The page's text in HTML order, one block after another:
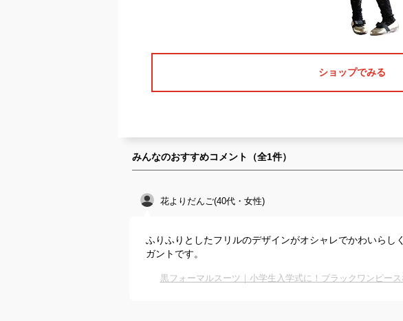
ショップでみる
みんなのおすすめコメント（全1件）
花よりだんご(40代・女性)
ふりふりとしたフリルのデザインがオシャレでかわいらし
ガントです。
黒フォーマルスーツ｜小学生入学式に！ブラックワンピー